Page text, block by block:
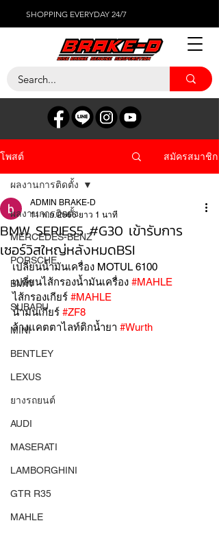
SHOPPING EVERYDAY 24/7
โพสต์ สมัครสมาชิก
ผลงานการติดตั้ง
MERCEDES-BENZ
PORSCHE
BMW
SUBARU
MINI
BENTLEY
LEXUS
ยางรถยนต์
AUDI
MASERATI
LAMBORGHINI
GTR R35
MAHLE
ผลงานการติดตั้ง
BMW SERIES5 #G30 เข้ารับการ
เซอร์วิสใหญ่หลังหมดBSI
ADMIN BRAKE-D
11 พ.ย. 2566 ยาว 1 นาที
เปลี่ยนน้ำมันเครื่อง MOTUL 6100
เปลี่ยนไส้กรองน้ำมันเครื่อง #MAHLE
ไส้กรองเกียร์ #MAHLE
น้ำมันเกียร์ #ZF8
ล้างแคตตาไลท์ติกน้ำยา #Wurth